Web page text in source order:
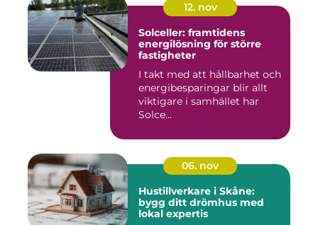
12. nov
Solceller: framtidens
energilösning för större
fastigheter
I takt med att hållbarhet och
energibesparingar blir allt
viktigare i samhället har
Solce...
06. nov
Hustillverkare i Skåne:
bygg ditt drömhus med
lokal expertis